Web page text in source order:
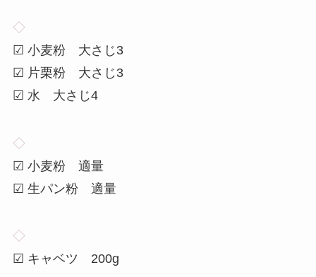
◇
☑ 小麦粉 大さじ3
☑ 片栗粉 大さじ3
☑ 水 大さじ4
◇
☑ 小麦粉 適量
☑ 生パン粉 適量
◇
☑ キャベツ 200g